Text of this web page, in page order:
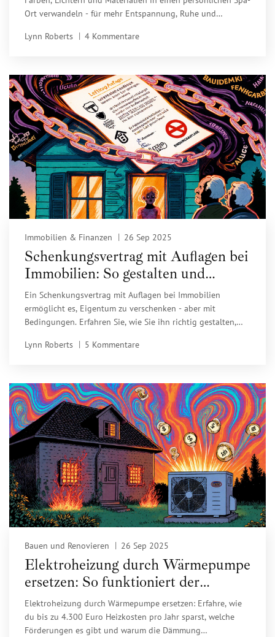
Ort verwandeln - für mehr Entspannung, Ruhe und
Lynn Roberts
4 Kommentare
Immobilien & Finanzen 26 Sep 2025
Schenkungsvertrag mit Auflagen bei
Immobilien: So gestalten und
kontrollieren Sie ihn richtig
Ein Schenkungsvertrag mit Auflagen bei Immobilien
ermöglicht es, Eigentum zu verschenken - aber mit
Bedingungen. Erfahren Sie, wie Sie ihn richtig gestalten,
Lynn Roberts
5 Kommentare
Bauen und Renovieren 26 Sep 2025
Elektroheizung durch Wärmepumpe
ersetzen: So funktioniert der
Austausch und was er wirklich
kostet
Elektroheizung durch Wärmepumpe ersetzen: Erfahre, wie
du bis zu 4.300 Euro Heizkosten pro Jahr sparst, welche
Förderungen es gibt und warum die Dämmung